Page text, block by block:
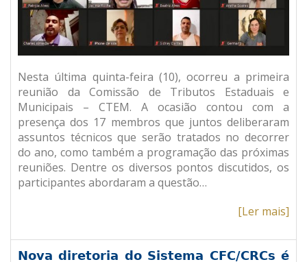
Nesta última quinta-feira (10), ocorreu a primeira
reunião da Comissão de Tributos Estaduais e
Municipais – CTEM. A ocasião contou com a
presença dos 17 membros que juntos deliberaram
assuntos técnicos que serão tratados no decorrer
do ano, como também a programação das próximas
reuniões. Dentre os diversos pontos discutidos, os
participantes abordaram a questão…
[Ler mais]
Nova diretoria do Sistema CFC/CRCs é